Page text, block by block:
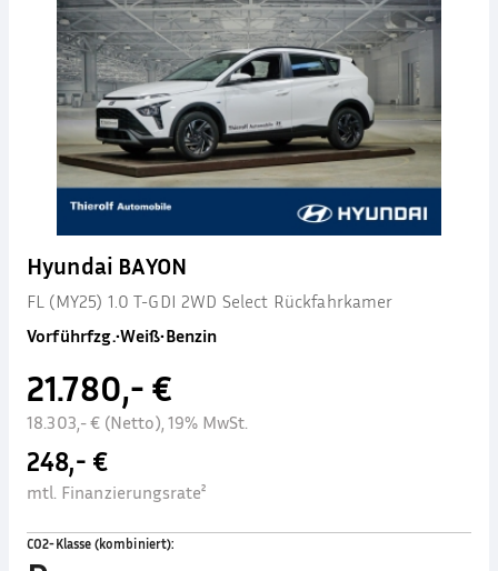
Hyundai BAYON
FL (MY25) 1.0 T-GDI 2WD Select Rückfahrkamer
Vorführfzg.•Weiß•Benzin
21.780,- €
18.303,- € (Netto), 19% MwSt.
248,- €
mtl. Finanzierungsrate²
CO2-Klasse (kombiniert):